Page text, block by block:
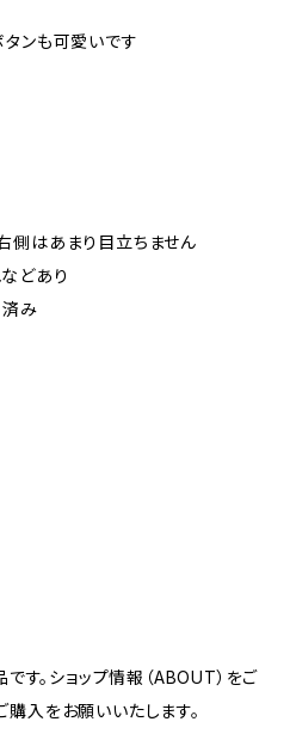
タンも可愛いです
側はあまり目立ちません
どあり
済み
す。ショップ情報（ABOUT）をご
入をお願いいたします。